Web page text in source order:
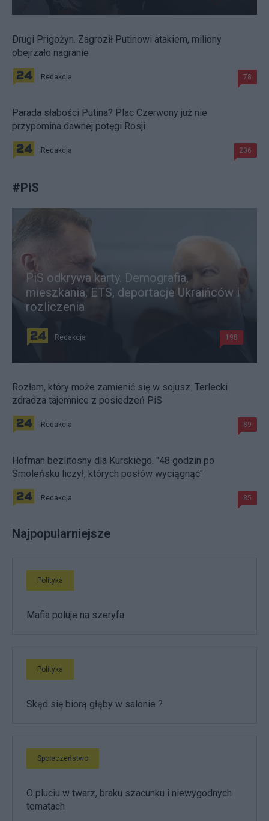
Drugi Prigożyn. Zagroził Putinowi atakiem, miliony
obejrzało nagranie
Redakcja 78
Parada słabości Putina? Plac Czerwony już nie
przypomina dawnej potęgi Rosji
Redakcja 206
#PiS
PiS odkrywa karty. Demografia,
mieszkania, ETS, deportacje Ukraińców i
rozliczenia
Redakcja 198
Rozłam, który może zamienić się w sojusz. Terlecki
zdradza tajemnice z posiedzeń PiS
Redakcja 89
Hofman bezlitosny dla Kurskiego. "48 godzin po
Smoleńsku liczył, których posłów wyciągnąć"
Redakcja 85
Najpopularniejsze
Polityka
Mafia poluje na szeryfa
Polityka
Skąd się biorą głąby w salonie ?
Społeczeństwo
O pluciu w twarz, braku szacunku i niewygodnych
tematach